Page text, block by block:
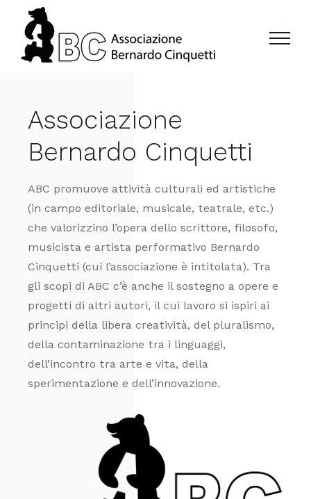
contenuto
Associazione
Bernardo Cinquetti
ABC promuove attività culturali ed artistiche
(in campo editoriale, musicale, teatrale, etc.)
che valorizzino l’opera dello scrittore, filosofo,
musicista e artista performativo Bernardo
Cinquetti (cui l’associazione è intitolata). Tra
gli scopi di ABC c’è anche il sostegno a opere e
progetti di altri autori, il cui lavoro si ispiri ai
principi della libera creatività, del pluralismo,
della contaminazione tra i linguaggi,
dell’incontro tra arte e vita, della
sperimentazione e dell’innovazione.